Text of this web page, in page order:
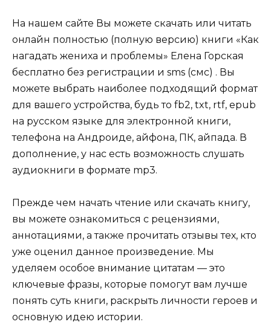
На нашем сайте Вы можете скачать или читать
онлайн полностью (полную версию) книги «Как
нагадать жениха и проблемы» Елена Горская
бесплатно без регистрации и sms (смс) . Вы
можете выбрать наиболее подходящий формат
для вашего устройства, будь то fb2, txt, rtf, epub
на русском языке для электронной книги,
телефона на Андроиде, айфона, ПК, айпада. В
дополнение, у нас есть возможность слушать
аудиокниги в формате mp3.
Прежде чем начать чтение или скачать книгу,
вы можете ознакомиться с рецензиями,
аннотациями, а также прочитать отзывы тех, кто
уже оценил данное произведение. Мы
уделяем особое внимание цитатам — это
ключевые фразы, которые помогут вам лучше
понять суть книги, раскрыть личности героев и
основную идею истории.